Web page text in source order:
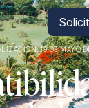
CitizenX
19 DE MAYO